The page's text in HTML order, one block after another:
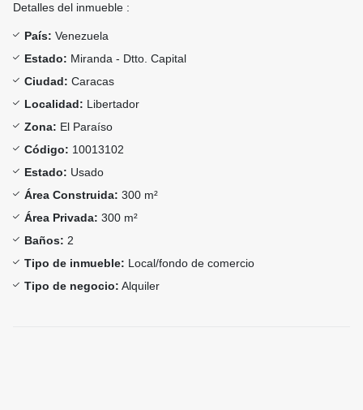
Detalles del inmueble :
País: Venezuela
Estado: Miranda - Dtto. Capital
Ciudad: Caracas
Localidad: Libertador
Zona: El Paraíso
Código: 10013102
Estado: Usado
Área Construida: 300 m²
Área Privada: 300 m²
Baños: 2
Tipo de inmueble: Local/fondo de comercio
Tipo de negocio: Alquiler